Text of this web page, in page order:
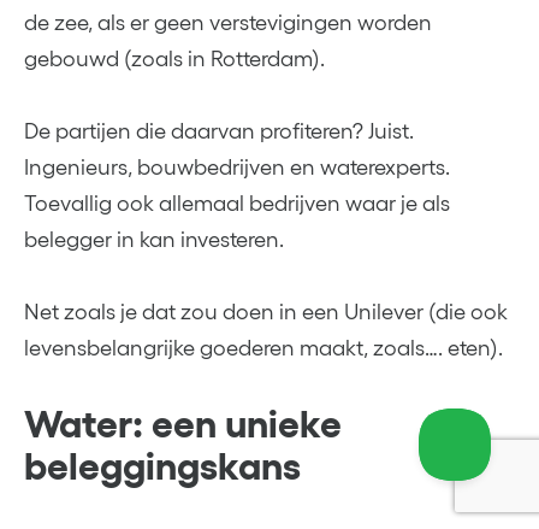
de zee, als er geen verstevigingen worden
gebouwd (zoals in Rotterdam).
De partijen die daarvan profiteren? Juist.
Ingenieurs, bouwbedrijven en waterexperts.
Toevallig ook allemaal bedrijven waar je als
belegger in kan investeren.
Net zoals je dat zou doen in een Unilever (die ook
levensbelangrijke goederen maakt, zoals…. eten).
Water: een unieke
beleggingskans